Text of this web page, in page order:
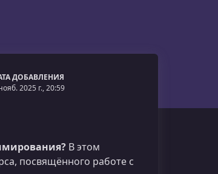
ДОБАВЛЕНИЯ
2025 г., 20:59
В этом
посвящённого работе с